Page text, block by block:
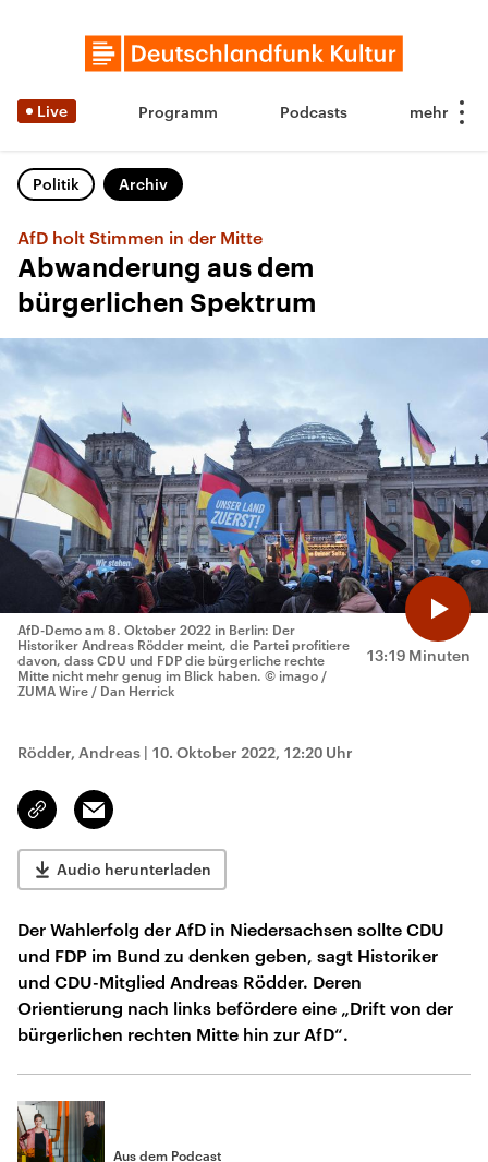
Live Programm Podcasts
Politik Archiv
AfD holt Stimmen in der Mitte
Abwanderung aus dem
bürgerlichen Spektrum
13:19 Minuten
AfD-Demo am 8. Oktober 2022 in Berlin: Der
Historiker Andreas Rödder meint, die Partei profitiere
davon, dass CDU und FDP die bürgerliche rechte
Mitte nicht mehr genug im Blick haben. © imago /
ZUMA Wire / Dan Herrick
Rödder, Andreas | 10. Oktober 2022, 12:20 Uhr
Link
kopieren/teilen
Email
Audio herunterladen
Der Wahlerfolg der AfD in Niedersachsen sollte CDU
und FDP im Bund zu denken geben, sagt Historiker
und CDU-Mitglied Andreas Rödder. Deren
Orientierung nach links befördere eine „Drift von der
bürgerlichen rechten Mitte hin zur AfD“.
Aus dem Podcast